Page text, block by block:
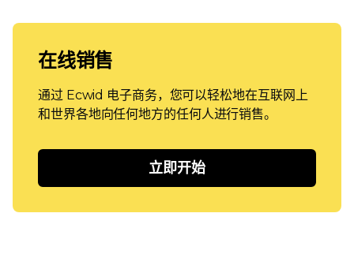
在线销售
通过 Ecwid 电子商务，您可以轻松地在互联网上
和世界各地向任何地方的任何人进行销售。
立即开始